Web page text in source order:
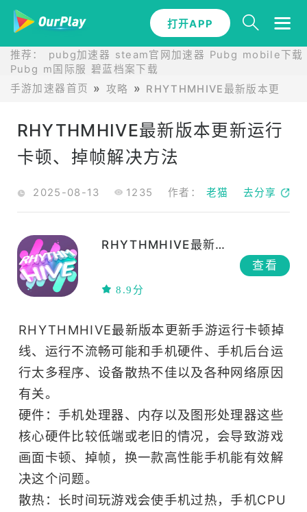
打开APP
推荐： pubg加速器 steam官网加速器 Pubg mobile下载
Pubg m国际服 碧蓝档案下载
手游加速器首页
攻略 RHYTHMHIVE最新版本更新攻
RHYTHMHIVE最新版本更新运行
卡顿、掉帧解决方法
2025-08-13 1235 作者： 老猫 去分享
RHYTHMHIVE最新版本更新
8.9分
查看
RHYTHMHIVE最新版本更新手游运行卡顿掉
线、运行不流畅可能和手机硬件、手机后台运
行太多程序、设备散热不佳以及各种网络原因
有关。
硬件：手机处理器、内存以及图形处理器这些
核心硬件比较低端或老旧的情况，会导致游戏
画面卡顿、掉帧，换一款高性能手机能有效解
决这个问题。
散热：长时间玩游戏会使手机过热，手机CPU